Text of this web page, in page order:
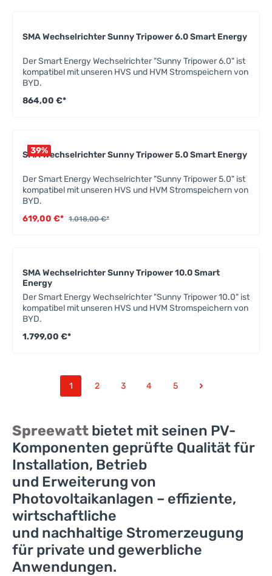
SMA Wechselrichter Sunny Tripower 6.0 Smart Energy
Der Smart Energy Wechselrichter "Sunny Tripower 6.0" ist
kompatibel mit unseren HVS und HVM Stromspeichern von
BYD.
864,00 €*
39%
SMA Wechselrichter Sunny Tripower 5.0 Smart Energy
Der Smart Energy Wechselrichter "Sunny Tripower 5.0" ist
kompatibel mit unseren HVS und HVM Stromspeichern von
BYD.
619,00 €* 1.018,00 €*
SMA Wechselrichter Sunny Tripower 10.0 Smart
Energy
Der Smart Energy Wechselrichter "Sunny Tripower 10.0" ist
kompatibel mit unseren HVS und HVM Stromspeichern von
BYD.
1.799,00 €*
1 2 3 4 5
Spreewatt bietet mit seinen PV-
Komponenten geprüfte Qualität für
Installation, Betrieb
und Erweiterung von
Photovoltaikanlagen – effiziente,
wirtschaftliche
und nachhaltige Stromerzeugung
für private und gewerbliche
Anwendungen.